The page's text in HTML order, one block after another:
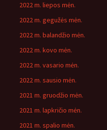
2022 m. liepos mėn.
2022 m. gegužės mėn.
2022 m. balandžio mėn.
2022 m. kovo mėn.
2022 m. vasario mėn.
2022 m. sausio mėn.
2021 m. gruodžio mėn.
2021 m. lapkričio mėn.
2021 m. spalio mėn.